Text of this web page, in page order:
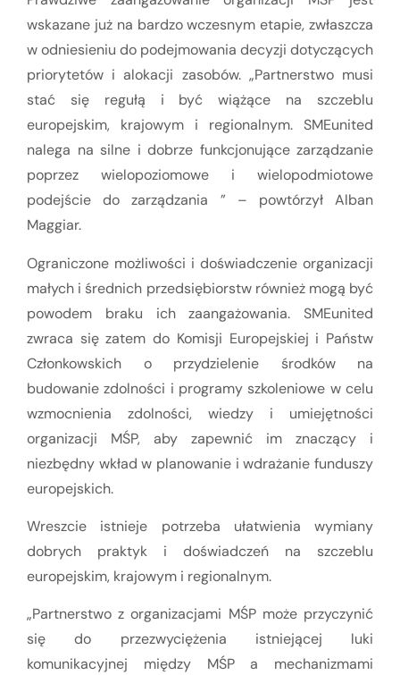
wskazane już na bardzo wczesnym etapie, zwłaszcza
w odniesieniu do podejmowania decyzji dotyczących
priorytetów i alokacji zasobów. „Partnerstwo musi
stać się regułą i być wiążące na szczeblu
europejskim, krajowym i regionalnym. SMEunited
nalega na silne i dobrze funkcjonujące zarządzanie
poprzez wielopoziomowe i wielopodmiotowe
podejście do zarządzania ” – powtórzył Alban
Maggiar.
Ograniczone możliwości i doświadczenie organizacji
małych i średnich przedsiębiorstw również mogą być
powodem braku ich zaangażowania. SMEunited
zwraca się zatem do Komisji Europejskiej i Państw
Członkowskich o przydzielenie środków na
budowanie zdolności i programy szkoleniowe w celu
wzmocnienia zdolności, wiedzy i umiejętności
organizacji MŚP, aby zapewnić im znaczący i
niezbędny wkład w planowanie i wdrażanie funduszy
europejskich.
Wreszcie istnieje potrzeba ułatwienia wymiany
dobrych praktyk i doświadczeń na szczeblu
europejskim, krajowym i regionalnym.
„Partnerstwo z organizacjami MŚP może przyczynić
się do przezwyciężenia istniejącej luki
komunikacyjnej między MŚP a mechanizmami